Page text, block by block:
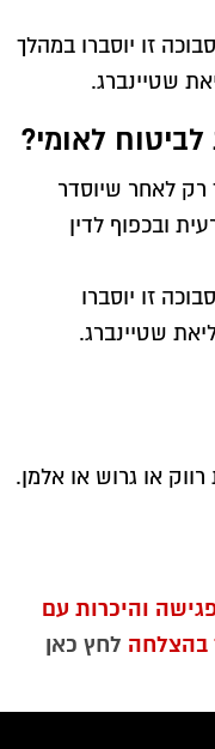
זו יוסברו במהלך
שטיינברג.
לאומי?
רק לאחר שיוסדר
ובכפוף לדין
זו יוסברו
שטיינברג.
רווק או גרוש או אלמן.
והיכרות עם
בהצלחה לחץ כאן